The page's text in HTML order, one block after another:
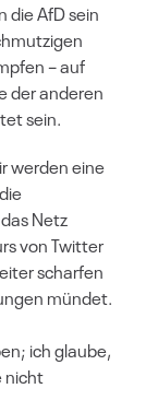
die AfD sein
– auf
der anderen
sein.
werden eine
Netz
von Twitter
scharfen
mündet.
ich glaube,
nicht